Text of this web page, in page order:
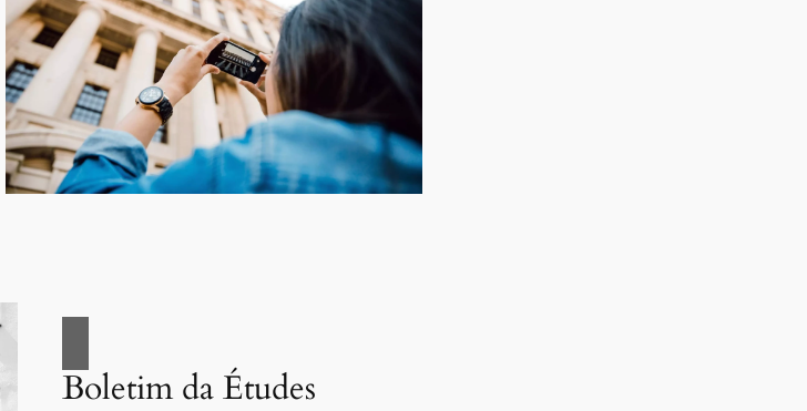
Boletim da Études